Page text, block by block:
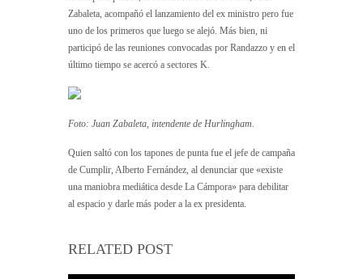
Zabaleta, acompañó el lanzamiento del ex ministro pero fue
uno de los primeros que luego se alejó. Más bien, ni
participó de las reuniones convocadas por Randazzo y en el
último tiempo se acercó a sectores K.
Foto: Juan Zabaleta, intendente de Hurlingham.
Quien saltó con los tapones de punta fue el jefe de campaña
de Cumplir, Alberto Fernández, al denunciar que «existe
una maniobra mediática desde La Cámpora» para debilitar
al espacio y darle más poder a la ex presidenta.
RELATED POST